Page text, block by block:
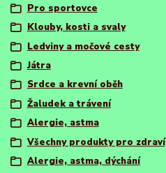
Pro sportovce
Klouby, kosti a svaly
Ledviny a močové cesty
Játra
Srdce a krevní oběh
Žaludek a trávení
Alergie, astma
Všechny produkty pro zdraví
Alergie, astma, dýchání